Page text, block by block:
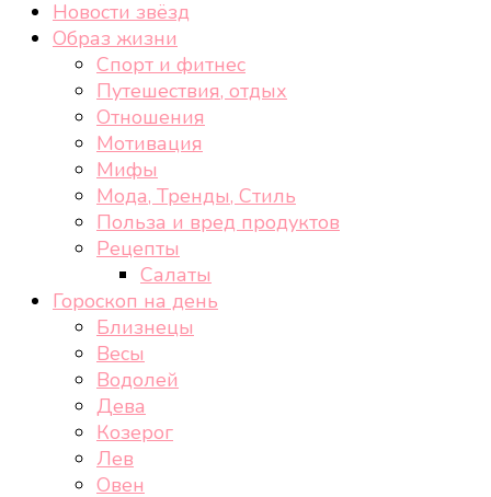
Новости звёзд
Образ жизни
Спорт и фитнес
Путешествия, отдых
Отношения
Мотивация
Мифы
Мода, Тренды, Стиль
Польза и вред продуктов
Рецепты
Салаты
Гороскоп на день
Близнецы
Весы
Водолей
Дева
Козерог
Лев
Овен